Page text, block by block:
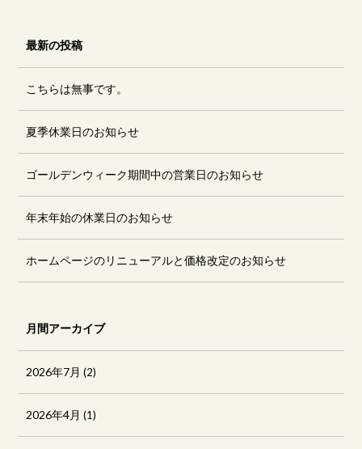
最新の投稿
こちらは無事です。
夏季休業日のお知らせ
ゴールデンウィーク期間中の営業日のお知らせ
年末年始の休業日のお知らせ
ホームページのリニューアルと価格改定のお知らせ
月間アーカイブ
2026年7月 (2)
2026年4月 (1)